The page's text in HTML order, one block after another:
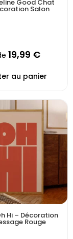
Good Chat
Salon
19,99 €
au panier
Hi – Décoration
Rouge